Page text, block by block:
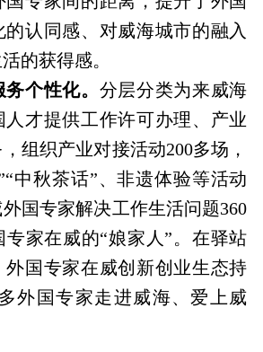
认同感、对威海城市的融入
的获得感。
个性化。 分层分类为来威海
才提供工作许可办理、产业
组织产业对接活动200多场，
中秋茶话”、非遗体验等活动
国专家解决工作生活问题360
家在威的“娘家人”。在驿站
外国专家在威创新创业生态持
外国专家走进威海、爱上威